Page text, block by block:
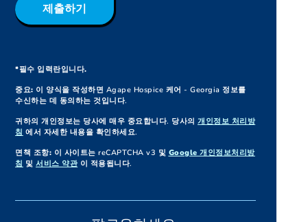
제출하기
*필수 입력란입니다.
중요: 이 양식을 작성하면 Agape Hospice 케어 - Georgia 정보를
수신하는 데 동의하는 것입니다.
귀하의 개인정보는 당사에 매우 중요합니다. 당사의 개인정보 처리방
침 에서 자세한 내용을 확인하세요.
면책 조항: 이 사이트는 reCAPTCHA v3 및 Google 개인정보처리방
침 및서비스 약관이 적용됩니다.